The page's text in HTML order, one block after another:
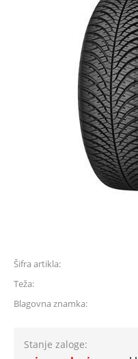
Šifra artikla:
Teža:
Blagovna znamka:
Stanje zaloge: